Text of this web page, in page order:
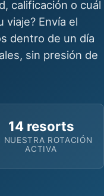
calificación o cuál
Envía el
dentro de un día
sin presión de
14 resorts
NUESTRA ROTACIÓN
ACTIVA